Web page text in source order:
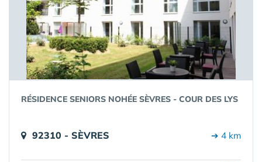
RÉSIDENCE SENIORS NOHÉE SÈVRES - COUR DES LYS
92310 - SÈVRES ➔ 4 km